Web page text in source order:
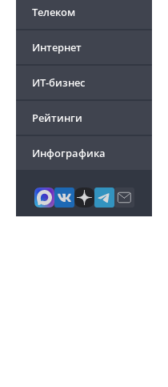
Телеком
Интернет
ИТ-бизнес
Рейтинги
Инфографика